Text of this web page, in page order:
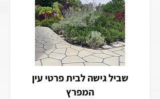
שביל גישה לבית פרטי עין
המפרץ